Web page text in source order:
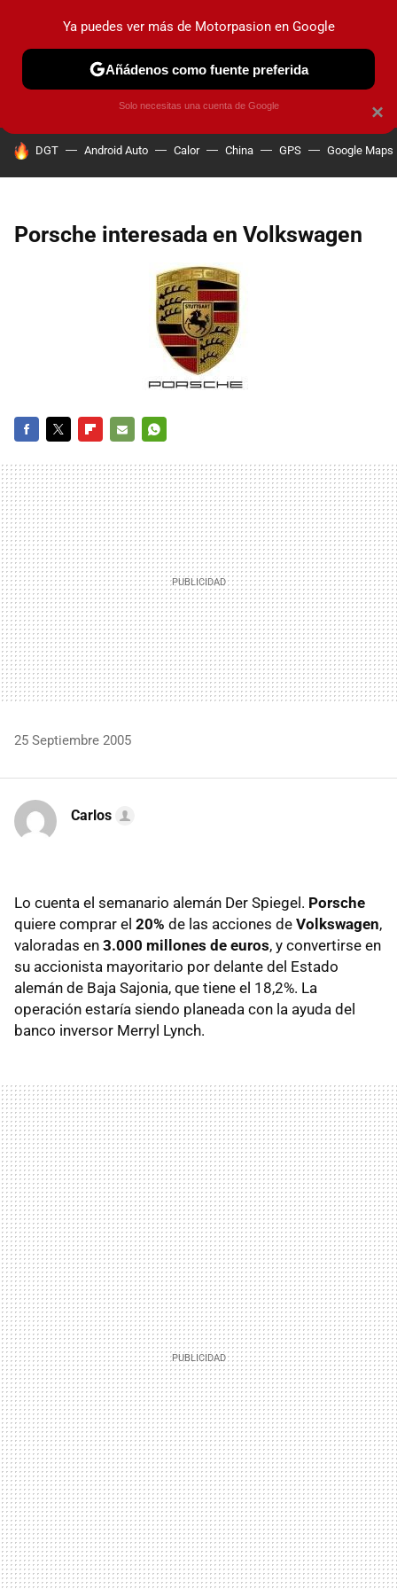
PRUEBAS COCHES ELÉCTRICOS OBSERVATORIO
HOY SE HABLA DE
DGT Android Auto Calor China GPS Google Maps
Porsche interesada en Volkswagen
MAIL
25 Septiembre 2005
Carlos
Lo cuenta el semanario alemán Der Spiegel. Porsche
quiere comprar el 20% de las acciones de Volkswagen,
valoradas en 3.000 millones de euros, y convertirse en
su accionista mayoritario por delante del Estado
alemán de Baja Sajonia, que tiene el 18,2%. La
operación estaría siendo planeada con la ayuda del
banco inversor Merryl Lynch.
×
Ya puedes ver más de Motorpasion en Google
Añádenos como fuente preferida
Solo necesitas una cuenta de Google